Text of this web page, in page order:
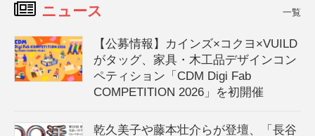
ニュース 一覧
【公募情報】カインズ×コクヨ×VUILD
がタッグ、家具・木工品デザインコン
ペティション「CDM Digi Fab
COMPETITION 2026」を初開催
乾久美子や藤本壮介らが登壇、「長谷